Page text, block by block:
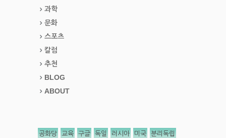
과학
문화
스포츠
칼럼
추천
BLOG
ABOUT
공화당 교육 구글 독일 러시아 미국 분리독립